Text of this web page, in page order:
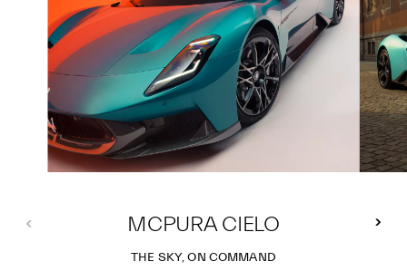
MCPURA CIELO
THE SKY, ON COMMAND